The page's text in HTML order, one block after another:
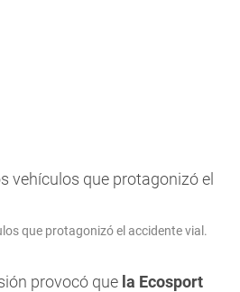
que protagonizó el accidente vial.
provocó que la Ecosport